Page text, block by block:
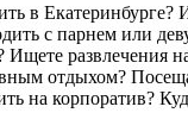
в Екатеринбурге?
с парнем или
Ищете развлечения
отдыхом?
на корпоратив?